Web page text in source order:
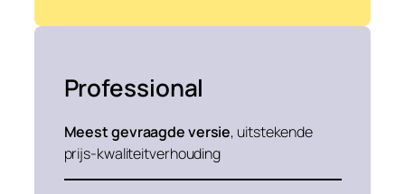
Professional
Meest gevraagde versie, uitstekende
prijs-kwaliteitverhouding